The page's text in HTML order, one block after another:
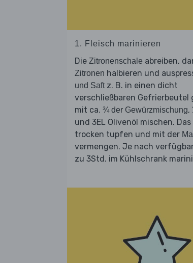
1. Fleisch marinieren
Die Zitronenschale abreiben,
Zitronen halbieren und
und Saftz. B. in einen dicht
verschließbaren Gefrierbeutel
mit ca. ¾ der Gewürzmischung,
und 3EL Olivenöl mischen. Das
trocken tupfen und mit der
vermengen. Je nach
zu 3Std. im Kühlschrank